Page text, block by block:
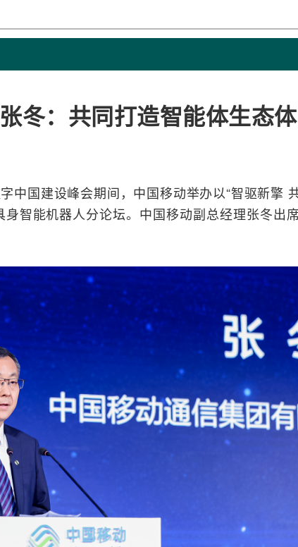
冬：共同打造智能体生态
中国建设峰会期间， 中国移动举办以“智驱新擎
身智能机器人分论坛。中国移动副总经理张冬出